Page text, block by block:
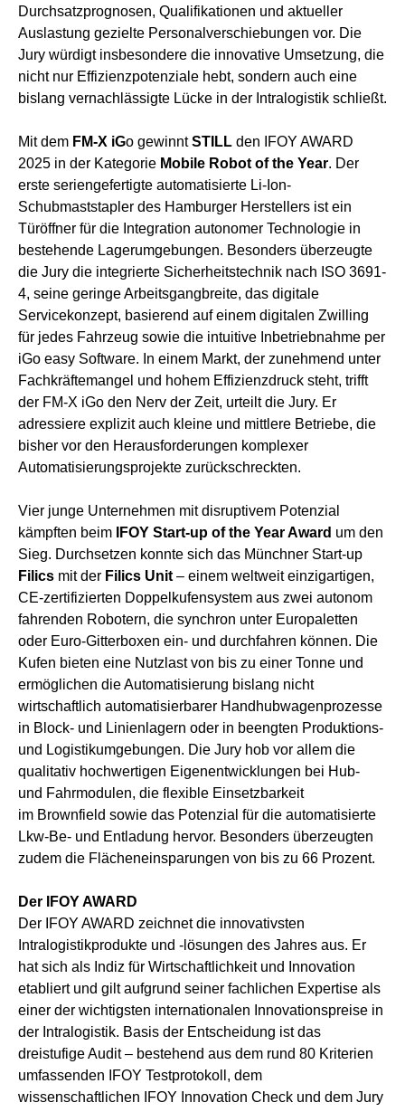
Durchsatzprognosen, Qualifikationen und aktueller
Auslastung gezielte Personalverschiebungen vor. Die
Jury würdigt insbesondere die innovative Umsetzung, die
nicht nur Effizienzpotenziale hebt, sondern auch eine
bislang vernachlässigte Lücke in der Intralogistik schließt.
Mit dem FM-X iGo gewinntSTILL den IFOY AWARD
2025 in der Kategorie Mobile Robot of the Year. Der
erste seriengefertigte automatisierte Li-Ion-
Schubmaststapler des Hamburger Herstellers ist ein
Türöffner für die Integration autonomer Technologie in
bestehende Lagerumgebungen. Besonders überzeugte
die Jury die integrierte Sicherheitstechnik nach ISO 3691-
4, seine geringe Arbeitsgangbreite, das digitale
Servicekonzept, basierend auf einem digitalen Zwilling
für jedes Fahrzeug sowie die intuitive Inbetriebnahme per
iGo easy Software. In einem Markt, der zunehmend unter
Fachkräftemangel und hohem Effizienzdruck steht, trifft
der FM-X iGo den Nerv der Zeit, urteilt die Jury. Er
adressiere explizit auch kleine und mittlere Betriebe, die
bisher vor den Herausforderungen komplexer
Automatisierungsprojekte zurückschreckten.
Vier junge Unternehmen mit disruptivem Potenzial
kämpften beim
IFOY Start-up of the Year Award um den
Sieg. Durchsetzen konnte sich das Münchner Start-up
Filics mit der Filics Unit – einem weltweit einzigartigen,
CE-zertifizierten Doppelkufensystem aus zwei autonom
fahrenden Robotern, die synchron unter Europaletten
oder Euro-Gitterboxen ein- und durchfahren können. Die
Kufen bieten eine Nutzlast von bis zu einer Tonne und
ermöglichen die Automatisierung bislang nicht
wirtschaftlich automatisierbarer Handhubwagenprozesse
in Block- und Linienlagern oder in beengten Produktions-
und Logistikumgebungen. Die Jury hob vor allem die
qualitativ hochwertigen Eigenentwicklungen bei Hub-
und Fahrmodulen, die flexible Einsetzbarkeit
im Brownfield sowie das Potenzial für die automatisierte
Lkw-Be- und Entladung hervor. Besonders überzeugten
zudem die Flächeneinsparungen von bis zu 66 Prozent.
Der IFOY AWARD
Der IFOY AWARD zeichnet die innovativsten
Intralogistikprodukte und -lösungen des Jahres aus. Er
hat sich als Indiz für Wirtschaftlichkeit und Innovation
etabliert und gilt aufgrund seiner fachlichen Expertise als
einer der wichtigsten internationalen Innovationspreise in
der Intralogistik. Basis der Entscheidung ist das
dreistufige Audit – bestehend aus dem rund 80 Kriterien
umfassenden IFOY Testprotokoll, dem
wissenschaftlichen IFOY Innovation Check und dem Jury